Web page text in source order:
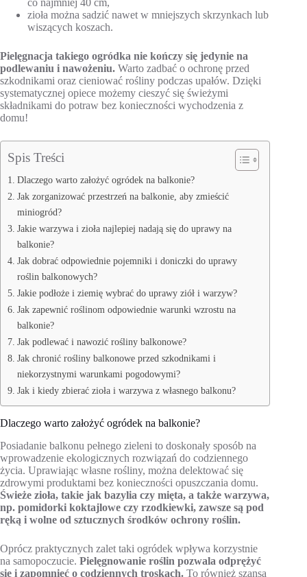
zioła można sadzić nawet w mniejszych skrzynkach lub
wiszących koszach.
Pielęgnacja takiego ogródka nie kończy się jedynie na
podlewaniu i nawożeniu. Warto zadbać o ochronę przed
szkodnikami oraz cieniować rośliny podczas upałów. Dzięki
systematycznej opiece możemy cieszyć się świeżymi
składnikami do potraw bez konieczności wychodzenia z
domu!
Spis Treści
Dlaczego warto założyć ogródek na balkonie?
Jak zorganizować przestrzeń na balkonie, aby zmieścić
miniogród?
Jakie warzywa i zioła najlepiej nadają się do uprawy na
balkonie?
Jak dobrać odpowiednie pojemniki i doniczki do uprawy
roślin balkonowych?
Jakie podłoże i ziemię wybrać do uprawy ziół i warzyw?
Jak zapewnić roślinom odpowiednie warunki wzrostu na
balkonie?
Jak podlewać i nawozić rośliny balkonowe?
Jak chronić rośliny balkonowe przed szkodnikami i
niekorzystnymi warunkami pogodowymi?
Jak i kiedy zbierać zioła i warzywa z własnego balkonu?
Dlaczego warto założyć ogródek na balkonie?
Posiadanie balkonu pełnego zieleni to doskonały sposób na
wprowadzenie ekologicznych rozwiązań do codziennego
życia. Uprawiając własne rośliny, można delektować się
zdrowymi produktami bez konieczności opuszczania domu.
Świeże zioła, takie jak bazylia czy mięta, a także warzywa,
np. pomidorki koktajlowe czy rzodkiewki, zawsze są pod
ręką i wolne od sztucznych środków ochrony roślin.
Oprócz praktycznych zalet taki ogródek wpływa korzystnie
na samopoczucie. Pielęgnowanie roślin pozwala odprężyć
się i zapomnieć o codziennych troskach. To również szansa